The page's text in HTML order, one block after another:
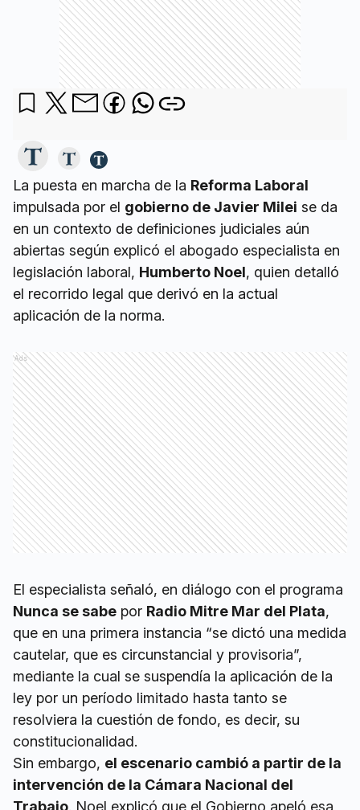
La puesta en marcha de la Reforma Laboral
impulsada por el gobierno de Javier Milei se da
en un contexto de definiciones judiciales aún
abiertas según explicó el abogado especialista en
legislación laboral, Humberto Noel, quien detalló
el recorrido legal que derivó en la actual
aplicación de la norma.
Ads
El especialista señaló, en diálogo con el programa
Nunca se sabe por Radio Mitre Mar del Plata,
que en una primera instancia “se dictó una medida
cautelar, que es circunstancial y provisoria”,
mediante la cual se suspendía la aplicación de la
ley por un período limitado hasta tanto se
resolviera la cuestión de fondo, es decir, su
constitucionalidad.
Sin embargo, el escenario cambió a partir de la
intervención de la Cámara Nacional del
Trabajo . Noel explicó que el Gobierno apeló esa